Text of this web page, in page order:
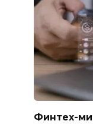
Финтех-